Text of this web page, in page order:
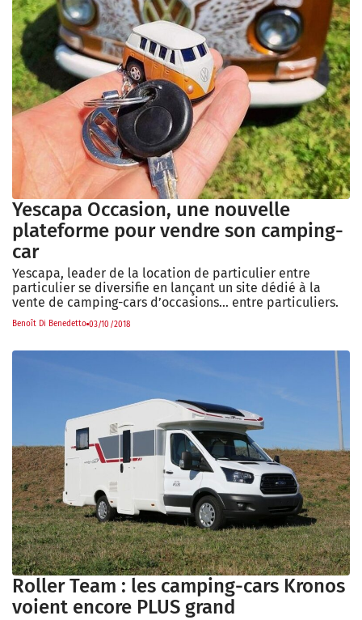
Yescapa Occasion, une nouvelle
plateforme pour vendre son camping-
car
Yescapa, leader de la location de particulier entre
particulier se diversifie en lançant un site dédié à la
vente de camping-cars d’occasions… entre particuliers.
Benoît Di Benedetto 03/10/2018
Roller Team : les camping-cars Kronos
voient encore PLUS grand